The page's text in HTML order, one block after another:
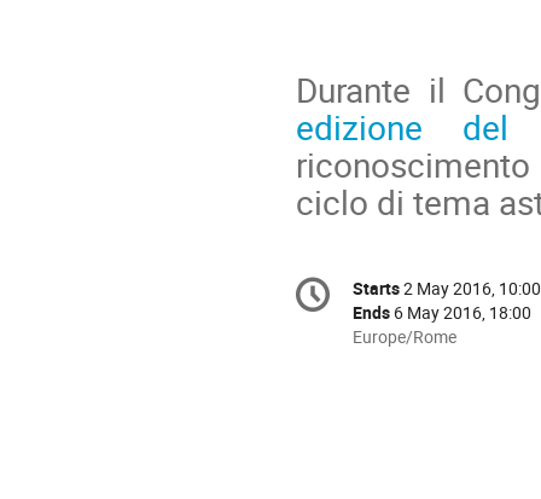
Durante il
edizione del
ciclo di tema
Conference
information
Date/Time
Starts2 May 2016, 10:00
Ends 6 May 2016, 18:00
All
Europe/Rome